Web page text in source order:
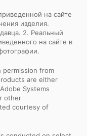
на сайте
изделия.
2. Реальный
на сайте в
from
are either
Systems
other
courtesy of